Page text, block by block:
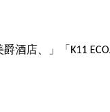
爵酒店、」「 K11